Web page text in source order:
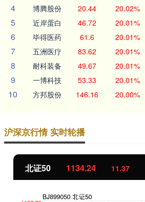
4 博腾股份 20.44 20.02%
5 近岸蛋白 46.72 20.01%
6 毕得医药 61.6 20.01%
7 五洲医疗 83.62 20.01%
8 耐科装备 49.67 20.01%
9 一博科技 53.33 20.01%
10 方邦股份 146.16 20.00%
沪深京行情 实时轮播
北证50 1134.24 11.37